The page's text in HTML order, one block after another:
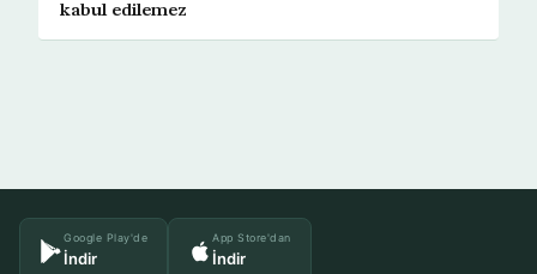
kabul edilemez
Google Play'de
İndir
App Store'dan
İndir